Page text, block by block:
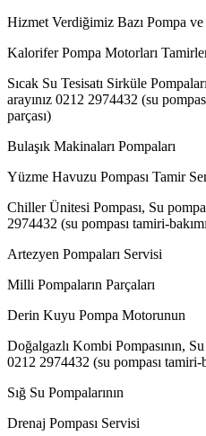
Hizmet Verdiğimiz Bazı Pompa
Kalorifer Pompa Motorları
Sıcak Su Tesisatı Sirküle
arayınız 0212 2974432 (su
parçası)
Bulaşık Makinaları Pompaları
Yüzme Havuzu Pompası Tamir
Chiller Ünitesi Pompası, Su
2974432 (su pompası tamiri-
Artezyen Pompaları Servisi
Milli Pompaların Parçaları
Derin Kuyu Pompa Motorunun
Doğalgazlı Kombi Pompasının,
0212 2974432 (su pompası tamiri-
Sığ Su Pompalarının
Drenaj Pompası Servisi